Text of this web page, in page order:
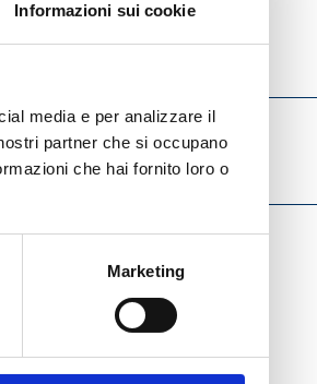
Informazioni sui cookie
media e per analizzare il
partner che si occupano
che hai fornito loro o
Marketing